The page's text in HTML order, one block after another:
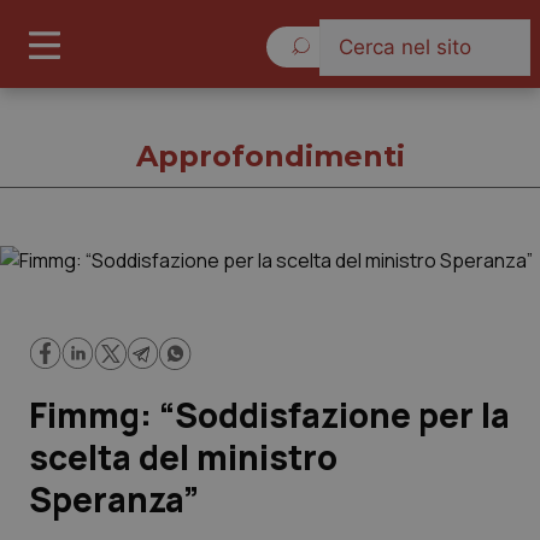
Cronache
Governo e Parlamento
Regioni e Asl
Approfondimenti
Fimmg: “Soddisfazione per la
scelta del ministro
Speranza”